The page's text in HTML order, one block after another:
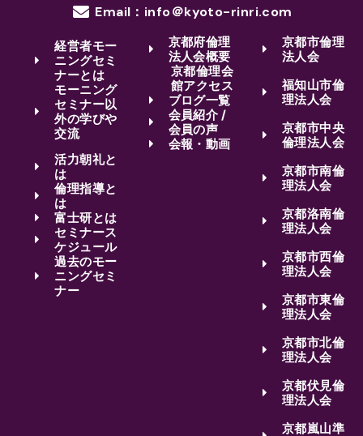
Email：info＠kyoto-rinri.com
経営者モー
ニングセミ
ナーとは
モーニング
セミナー以
外の学びや
交流
活力朝礼と
は
倫理指導と
は
富士研とは
セミナース
ケジュール
過去のモー
ニングセミ
ナー
京都府倫理
法人会概要
京都倫理会
館アクセス
ブログ一覧
会員紹介 /
会員の声
会報・動画
京都市倫理
法人会
福知山市倫
理法人会
京都市中央
倫理法人会
京都市南倫
理法人会
京都洛南倫
理法人会
京都市西倫
理法人会
京都市東倫
理法人会
京都市北倫
理法人会
京都伏見倫
理法人会
京都嵐山準